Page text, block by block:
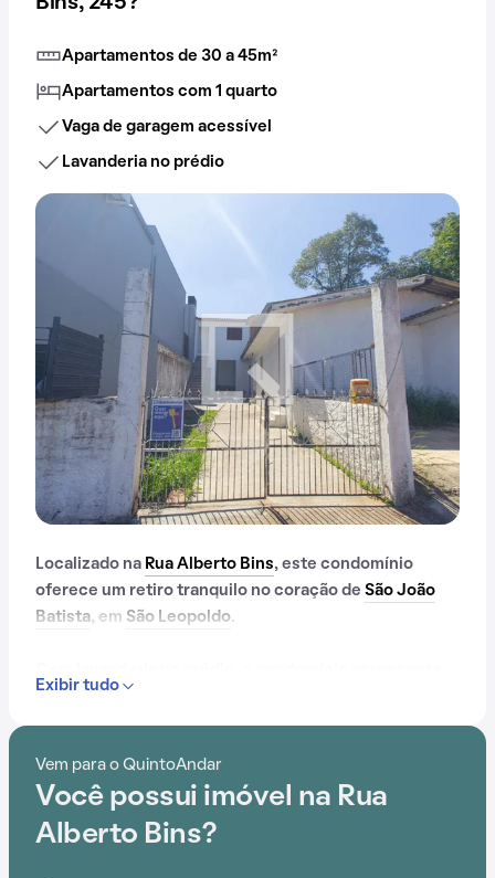
Apartamentos de 30 a 45m²
Apartamentos com 1 quarto
Vaga de garagem acessível
Lavanderia no prédio
Localizado na Rua Alberto Bins, este condomínio
oferece um retiro tranquilo no coração de São João
Batista, em São Leopoldo.
conveniência é aprimorada pela proximidade com
São Leopoldo, tornando a vida diária mais fácil.
Exibir tudo
Vem para o QuintoAndar
Você possui imóvel na Rua
Alberto Bins?